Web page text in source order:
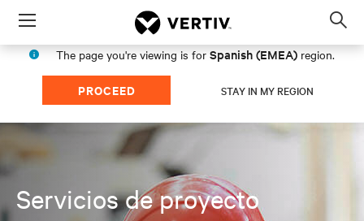
Menu
The page you're viewing is for Spanish (EMEA) region.
PROCEED STAY IN MY REGION
Servicios de proyecto